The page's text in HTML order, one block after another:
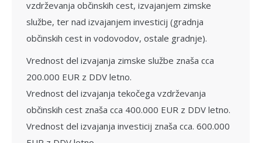
vzdrževanja občinskih cest, izvajanjem zimske
službe, ter nad izvajanjem investicij (gradnja
občinskih cest in vodovodov, ostale gradnje).
Vrednost del izvajanja zimske službe znaša cca
200.000 EUR z DDV letno.
Vrednost del izvajanja tekočega vzdrževanja
občinskih cest znaša cca 400.000 EUR z DDV letno.
Vrednost del izvajanja investicij znaša cca. 600.000